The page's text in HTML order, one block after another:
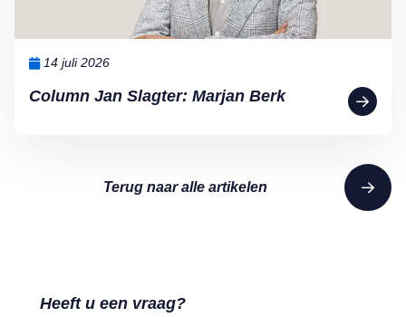
Column Jan Slagter: Marjan Berk
14 juli 2026
Terug naar alle artikelen
Heeft u een vraag?